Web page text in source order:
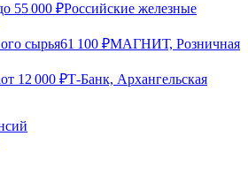
55 000 ₽Российские железные
сырья61 100 ₽МАГНИТ, Розничная
от 12 000 ₽Т-Банк, Архангельская